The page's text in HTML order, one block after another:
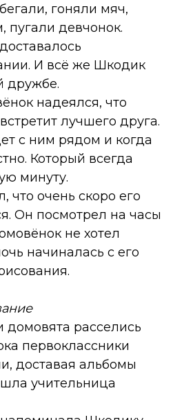
гоняли мяч,
пугали девчонок.
И всё же Шкодик
дружбе.
надеялся, что
лучшего друга.
с ним рядом и когда
Который всегда
минуту.
что очень скоро его
Он посмотрел на часы
не хотел
начиналась с его
домовята расселись
первоклассники
доставая альбомы
учительница